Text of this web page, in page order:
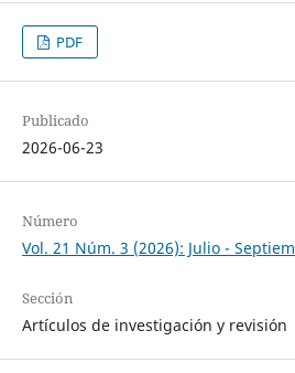
PDF
Publicado
2026-06-23
Número
Vol. 21 Núm. 3 (2026): Julio -
Sección
Artículos de investigación y revisión